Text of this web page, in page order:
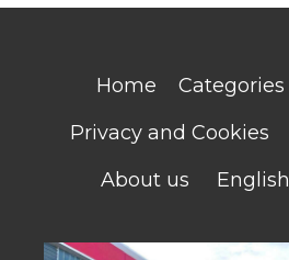
Home Categories
Privacy and Cookies
About us
English